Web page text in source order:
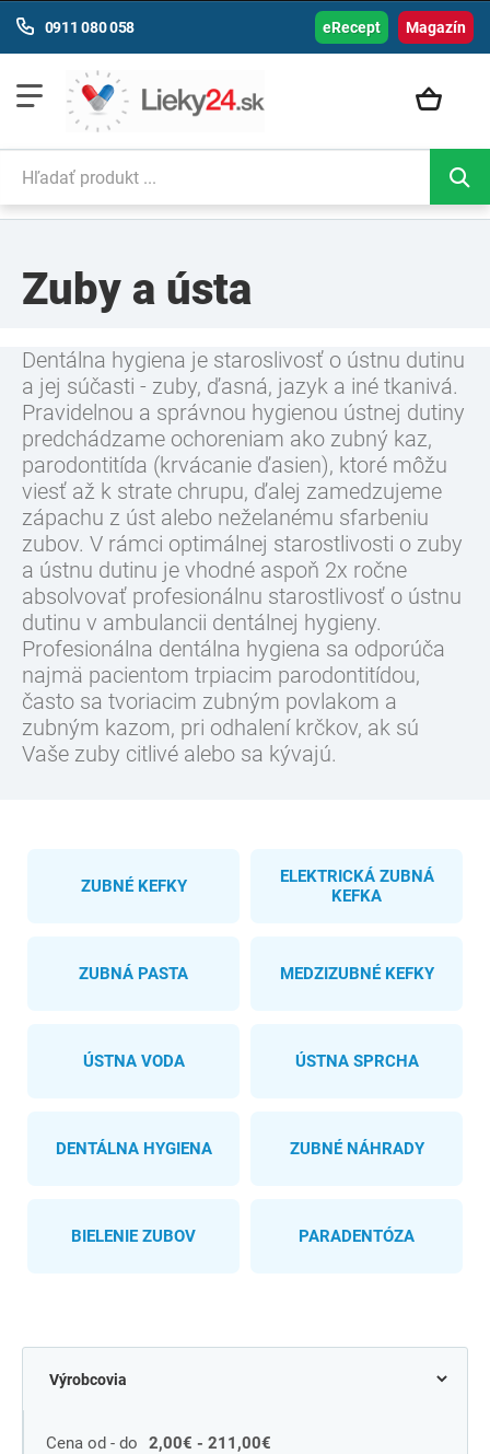
Magazín
0911 080 058 eRecept
Zuby a ústa
Dentálna hygiena je staroslivosť o ústnu dutinu
a jej súčasti - zuby, ďasná, jazyk a iné tkanivá.
Pravidelnou a správnou hygienou ústnej dutiny
predchádzame ochoreniam ako zubný kaz,
parodontitída (krvácanie ďasien), ktoré môžu
viesť až k strate chrupu, ďalej zamedzujeme
zápachu z úst alebo neželanému sfarbeniu
zubov. V rámci optimálnej starostlivosti o zuby
a ústnu dutinu je vhodné aspoň 2x ročne
absolvovať profesionálnu starostlivosť o ústnu
dutinu v ambulancii dentálnej hygieny.
Profesionálna dentálna hygiena sa odporúča
najmä pacientom trpiacim parodontitídou,
často sa tvoriacim zubným povlakom a
zubným kazom, pri odhalení krčkov, ak sú
Vaše zuby citlivé alebo sa kývajú.
ZUBNÉ KEFKY
ELEKTRICKÁ ZUBNÁ
KEFKA
ZUBNÁ PASTA MEDZIZUBNÉ KEFKY
ÚSTNA VODA ÚSTNA SPRCHA
DENTÁLNA HYGIENA ZUBNÉ NÁHRADY
BIELENIE ZUBOV PARADENTÓZA
Cena od - do 2,00€ - 211,00€